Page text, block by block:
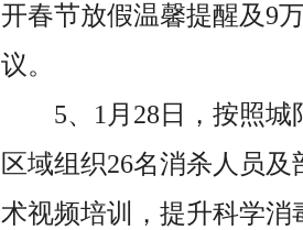
开春节放假温馨提醒及9
议。
5、1月28日，按照
区域组织26名消杀人员
术视频培训，提升科学消